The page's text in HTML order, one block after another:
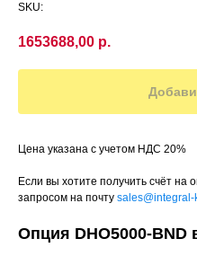
SKU:
1653688,00 р.
Цена указана с учетом НДС 20%
Если вы хотите получить счёт на
запросом на почту sales@integral-
Опция DHO5000-BND